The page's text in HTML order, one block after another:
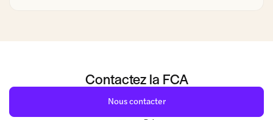
Contactez la FCA
Nous contacter